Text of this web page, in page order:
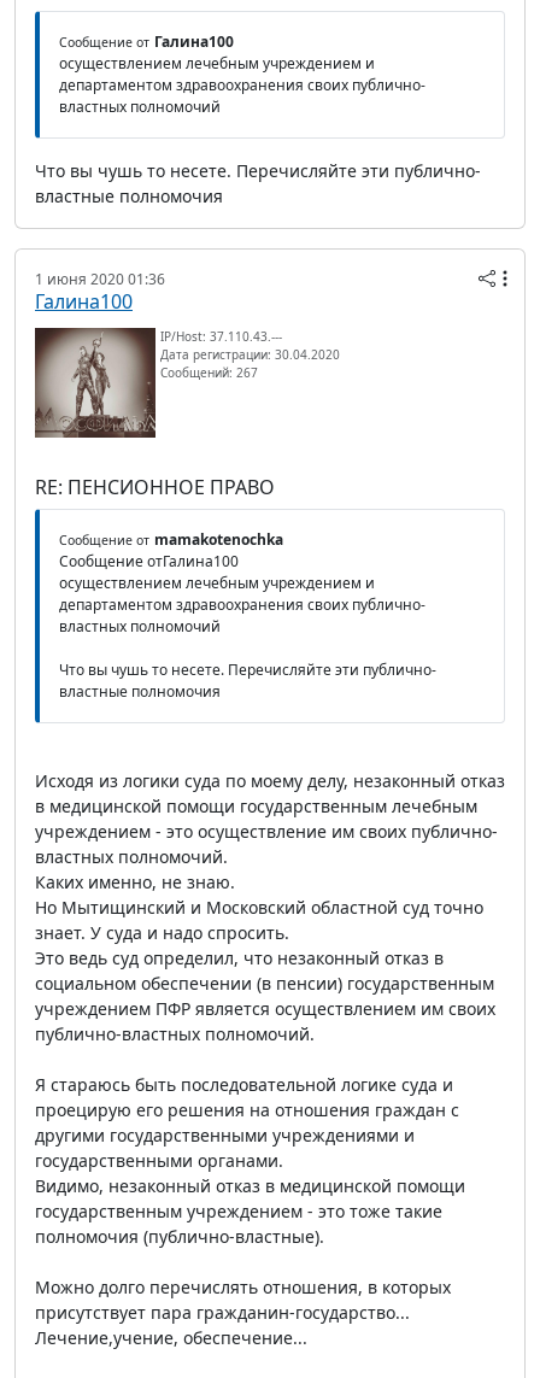
Сообщение от Галина100
осуществлением лечебным учреждением и
департаментом здравоохранения своих публично-
властных полномочий
Что вы чушь то несете. Перечисляйте эти публично-
властные полномочия
1 июня 2020 01:36
Галина100
IP/Host: 37.110.43.---
Дата регистрации: 30.04.2020
Сообщений: 267
RE: ПЕНСИОННОЕ ПРАВО
Сообщение от mamakotenochka
Сообщение отГалина100
осуществлением лечебным учреждением и
департаментом здравоохранения своих публично-
властных полномочий
Что вы чушь то несете. Перечисляйте эти публично-
властные полномочия
Исходя из логики суда по моему делу, незаконный отказ
в медицинской помощи государственным лечебным
учреждением - это осуществление им своих публично-
властных полномочий.
Каких именно, не знаю.
Но Мытищинский и Московский областной суд точно
знает. У суда и надо спросить.
Это ведь суд определил, что незаконный отказ в
социальном обеспечении (в пенсии) государственным
учреждением ПФР является осуществлением им своих
публично-властных полномочий.
Я стараюсь быть последовательной логике суда и
проецирую его решения на отношения граждан с
другими государственными учреждениями и
государственными органами.
Видимо, незаконный отказ в медицинской помощи
государственным учреждением - это тоже такие
полномочия (публично-властные).
Можно долго перечислять отношения, в которых
присутствует пара гражданин-государство...
Лечение,учение, обеспечение...